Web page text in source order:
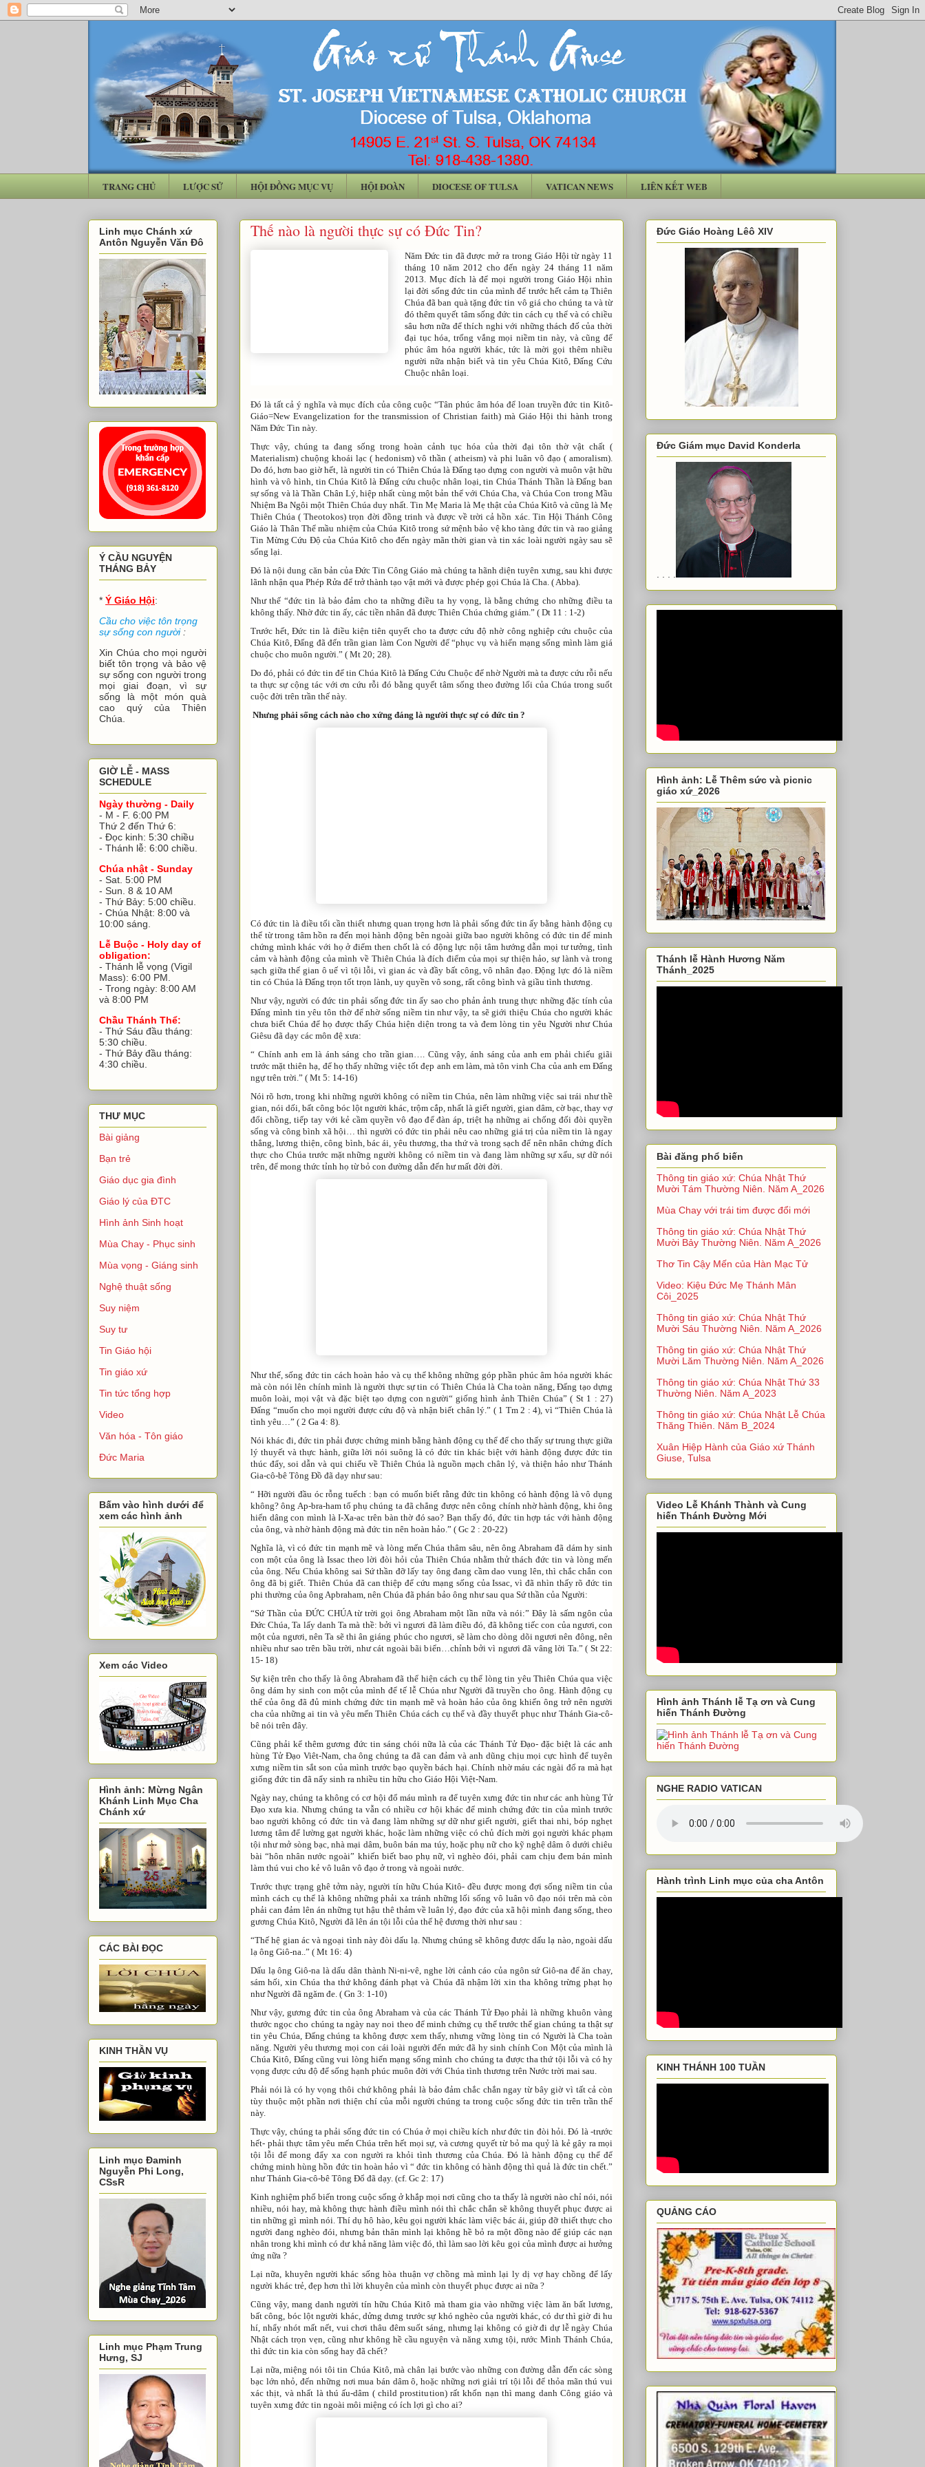
TRANG CHỦ LƯỢC SỬ HỘI ĐỒNG MỤC VỤ HỘI ĐOÀN DIOCESE OF TULSA VATICAN NEWS LIÊN KẾT WEB
Thế nào là người thực sự có Đức Tin?
Năm Đức tin đã được mở ra trong Giáo Hội từ ngày 11
tháng 10 năm 2012 cho đến ngày 24 tháng 11 năm
2013. Mục đích là để mọi người trong Giáo Hội nhìn
lại đời sống đức tin của mình để trước hết cảm tạ Thiên
Chúa đã ban quà tặng đức tin vô giá cho chúng ta và từ
đó thêm quyết tâm sống đức tin cách cụ thể và có chiều
sâu hơn nữa để thích nghi với những thách đố của thời
đại tục hóa, trống vắng mọi niềm tin này, và cũng để
phúc âm hóa người khác, tức là mời gọi thêm nhiều
người nữa nhận biết và tin yêu Chúa Kitô, Đấng Cứu
Chuộc nhân loại.
Đó là tất cả ý nghĩa và mục đích của công cuộc “Tân phúc âm hóa để loan truyền đức tin Kitô-
Giáo=New Evangelization for the transmission of Christian faith) mà Giáo Hội thi hành trong
Năm Đức Tin này.
Thực vậy, chúng ta đang sống trong hoàn cảnh tục hóa của thời đại tôn thờ vật chất (
Materialism) chuộng khoái lạc ( hedonism) vô thần ( atheism) và phi luân vô đạo ( amoralism).
Do đó, hơn bao giờ hết, là người tin có Thiên Chúa là Đấng tạo dựng con người và muôn vật hữu
hình và vô hình, tin Chúa Kitô là Đấng cứu chuộc nhân loại, tin Chúa Thánh Thần là Đấng ban
sự sống và là Thần Chân Lý, hiệp nhất cùng một bản thể với Chúa Cha, và Chúa Con trong Mầu
Nhiệm Ba Ngôi một Thiên Chúa duy nhất. Tin Mẹ Maria là Mẹ thật của Chúa Kitô và cũng là Mẹ
Thiên Chúa ( Theotokos) trọn đời đồng trinh và được về trời cả hồn xác. Tin Hội Thánh Công
Giáo là Thân Thể mầu nhiệm của Chúa Kitô trong sứ mệnh bảo vệ kho tàng đức tin và rao giảng
Tin Mừng Cứu Độ của Chúa Kitô cho đến ngày mãn thời gian và tin xác loài người ngày sau sẽ
sống lại.
Đó là nội dung căn bản của Đức Tin Công Giáo mà chúng ta hãnh diện tuyên xưng, sau khi được
lãnh nhận qua Phép Rửa để trở thành tạo vật mới và được phép gọi Chúa là Cha. ( Abba).
Như thế “đức tin là bảo đảm cho ta những điều ta hy vọng, là bằng chứng cho những điều ta
không thấy. Nhờ đức tin ấy, các tiền nhân đã được Thiên Chúa chứng giám.” ( Dt 11 : 1-2)
Trước hết, Đức tin là điều kiện tiên quyết cho ta được cứu độ nhờ công nghiệp cứu chuộc của
Chúa Kitô, Đấng đã đến trần gian làm Con Người để “phục vụ và hiến mạng sống mình làm giá
chuộc cho muôn người.” ( Mt 20; 28).
Do đó, phải có đức tin để tin Chúa Kitô là Đấng Cứu Chuộc để nhờ Người mà ta được cứu rỗi nếu
ta thực sự cộng tác với ơn cứu rỗi đó bằng quyết tâm sống theo đường lối của Chúa trong suốt
cuộc đời trên trần thế này.
Nhưng phải sống cách nào cho xứng đáng là người thực sự có đức tin ?
Có đức tin là điều tối cần thiết nhưng quan trọng hơn là phải sống đức tin ấy bằng hành động cụ
thể từ trong tâm hồn ra đến mọi hành động bên ngoài giữa bao người không có đức tin để minh
chứng mình khác với họ ở điểm then chốt là có động lực nội tâm hướng dẫn mọi tư tưởng, tình
cảm và hành động của mình về Thiên Chúa là đích điểm của mọi sự thiện hảo, sự lành và trong
sạch giữa thế gian ô uế vì tội lỗi, vì gian ác và đầy bất công, vô nhân đạo. Động lực đó là niềm
tin có Chúa là Đấng trọn tốt trọn lành, uy quyền vô song, rất công bình và giầu tình thương.
Như vậy, người có đức tin phải sống đức tin ấy sao cho phản ảnh trung thực những đặc tính của
Đấng mình tin yêu tôn thờ để nhờ sống niềm tin như vậy, ta sẽ giới thiệu Chúa cho người khác
chưa biết Chúa để họ được thấy Chúa hiện diện trong ta và đem lòng tin yêu Người như Chúa
Giêsu đã dạy các môn đệ xưa:
“ Chính anh em là ánh sáng cho trần gian…. Cũng vậy, ánh sáng của anh em phải chiếu giãi
trước mặt thiên hạ, để họ thấy những việc tốt đẹp anh em làm, mà tôn vinh Cha của anh em Đấng
ngự trên trời.” ( Mt 5: 14-16)
Nói rõ hơn, trong khi những người không có niềm tin Chúa, nên làm những việc sai trái như thề
gian, nói dối, bất công bóc lột người khác, trộm cắp, nhất là giết người, gian dâm, cờ bạc, thay vợ
đổi chồng, tiếp tay với kẻ cầm quyền vô đạo để đàn áp, triệt hạ những ai chống đối đòi quyền
sống và công bình xã hội… thì người có đức tin phải nêu cao những giá trị của niềm tin là ngay
thẳng, lương thiện, công bình, bác ái, yêu thương, tha thứ và trong sạch để nên nhân chứng đích
thực cho Chúa trước mặt những người không có niềm tin và đang làm những sự xấu, sự dữ nói
trên, để mong thức tỉnh họ từ bỏ con đường dẫn đến hư mất đời đời.
Như thế, sống đức tin cách hoàn hảo và cụ thể không những góp phần phúc âm hóa người khác
mà còn nói lên chính mình là người thực sự tin có Thiên Chúa là Cha toàn năng, Đấng tạo dựng
muôn loài, mọi vật và đặc biệt tạo dựng con người“ giống hình ảnh Thiên Chúa” ( St 1 : 27)
Đấng “muốn cho mọi người được cứu độ và nhận biết chân lý.” ( 1 Tm 2 : 4), vì “Thiên Chúa là
tình yêu…” ( 2 Ga 4: 8).
Nói khác đi, đức tin phải được chứng minh bằng hành động cụ thể để cho thấy sự trung thực giữa
lý thuyết và thực hành, giữa lời nói suông là có đức tin khác biệt với hành động được đức tin
thúc đẩy, soi dẫn và qui chiếu về Thiên Chúa là nguồn mạch chân lý, và thiện hảo như Thánh
Gia-cô-bê Tông Đồ đã dạy như sau:
“ Hỡi người đầu óc rỗng tuếch : bạn có muốn biết rằng đức tin không có hành động là vô dụng
không? ông Ap-bra-ham tổ phụ chúng ta đã chẳng được nên công chính nhờ hành động, khi ông
hiến dâng con mình là I-Xa-ac trên bàn thờ đó sao? Bạn thấy đó, đức tin hợp tác với hành động
của ông, và nhờ hành động mà đức tin nên hoàn hảo.” ( Gc 2 : 20-22)
Nghĩa là, vì có đức tin mạnh mẽ và lòng mến Chúa thâm sâu, nên ông Abraham đã dám hy sinh
con một của ông là Issac theo lời đòi hỏi của Thiên Chúa nhằm thử thách đức tin và lòng mến
của ông. Nếu Chúa không sai Sứ thần đỡ lấy tay ông đang cầm dao vung lên, thì chắc chắn con
ông đã bị giết. Thiên Chúa đã can thiệp để cứu mạng sống của Issac, vì đã nhìn thấy rõ đức tin
phi thường của ông Apbraham, nên Chúa đã phán bảo ông như sau qua Sứ thần của Người:
“Sứ Thần của ĐỨC CHÚA từ trời gọi ông Abraham một lần nữa và nói:” Đây là sấm ngôn của
Đức Chúa, Ta lấy danh Ta mà thề: bởi vì ngươi đã làm điều đó, đã không tiếc con của ngươi, con
một của ngươi, nên Ta sẽ thi ân giáng phúc cho ngươi, sẽ làm cho dòng dõi ngươi nên đông, nên
nhiều như sao trên bầu trời, như cát ngoài bãi biển…chỉnh bởi vì ngươi đã vâng lời Ta.” ( St 22:
15- 18)
Sự kiện trên cho thấy là ông Abraham đã thể hiện cách cụ thể lòng tin yêu Thiên Chúa qua việc
ông dám hy sinh con một của mình để tế lễ Chúa như Người đã truyền cho ông. Hành động cụ
thể của ông đã đủ minh chứng đức tin mạnh mẽ và hoàn hảo của ông khiến ông trở nên người
cha của những ai tin và yêu mến Thiên Chúa cách cụ thể và đầy thuyết phục như Thánh Gia-cô-
bê nói trên đây.
Cũng phải kể thêm gương đức tin sáng chói nữa là của các Thánh Tử Đạo- đặc biệt là các anh
hùng Tử Đạo Viêt-Nam, cha ông chúng ta đã can đảm và anh dũng chịu mọi cực hình để tuyên
xưng niềm tin sắt son của mình trước bạo quyền bách hại. Chính nhờ máu các ngài đổ ra mà hạt
giống đức tin đã nẩy sinh ra nhiều tin hữu cho Giáo Hội Việt-Nam.
Ngày nay, chúng ta không có cơ hội đổ máu mình ra để tuyên xưng đức tin như các anh hùng Tử
Đạo xưa kia. Nhưng chúng ta vẫn có nhiều cơ hội khác để minh chứng đức tin của mình trước
bao người không có đức tin và đang làm những sự dữ như giết người, giết thai nhi, bóp nghẹt
lương tâm để lường gạt người khác, hoặc làm những việc có chủ đích mời gọi người khác phạm
tội như mở sòng bạc, nhà mại dâm, buôn bán ma túy, hoặc phụ nữ cho kỹ nghệ dâm ô dưới chiêu
bài “hôn nhân nước ngoài” khiến biết bao phụ nữ, vì nghèo đói, phải cam chịu đem bán mình
làm thú vui cho kẻ vô luân vô đạo ở trong và ngoài nước.
Trước thực trạng ghê tởm này, người tín hữu Chúa Kitô- đều được mong đợi sống niềm tin của
mình cách cụ thể là không những phải xa tránh những lối sống vô luân vô đạo nói trên mà còn
phải can đảm lên án những tụt hậu thê thảm về luân lý, đạo đức của xã hội mình đang sống, theo
gương Chúa Kitô, Người đã lên án tội lỗi của thế hệ đương thời như sau :
“Thế hệ gian ác và ngoại tình này đòi dấu lạ. Nhưng chúng sẽ không được dấu lạ nào, ngoài dấu
lạ ông Giô-na..” ( Mt 16: 4)
Dấu lạ ông Giô-na là dấu dân thành Ni-ni-vê, nghe lời cảnh cáo của ngôn sứ Giô-na để ăn chay,
sám hối, xin Chúa tha thứ không đánh phạt và Chúa đã nhậm lời xin tha không trừng phạt họ
như Người đã ngăm đe. ( Gn 3: 1-10)
Như vậy, gương đức tin của ông Abraham và của các Thánh Tử Đạo phải là những khuôn vàng
thước ngọc cho chúng ta ngày nay noi theo để minh chứng cụ thể trước thế gian chúng ta thật sự
tin yêu Chúa, Đấng chúng ta không được xem thấy, nhưng vững lòng tin có Người là Cha toàn
năng. Người yêu thương mọi con cái loài người đến mức đã hy sinh chính Con Một của mình là
Chúa Kitô, Đấng cũng vui lòng hiến mạng sống mình cho chúng ta được tha thứ tội lỗi và có hy
vọng được cứu độ để sống hạnh phúc muôn đời với Chúa tình thương trên Nước trời mai sau.
Phải nói là có hy vọng thôi chứ không phải là bảo đảm chắc chắn ngay từ bây giờ vì tất cả còn
tùy thuộc một phần nơi thiện chí của mỗi người chúng ta trong cuộc sống đức tin trên trần thế
này.
Thực vậy, chúng ta phải sống đức tin có Chúa ở mọi chiều kích như đức tin đòi hỏi. Đó là -trước
hết- phải thực tâm yêu mến Chúa trên hết mọi sự, và cương quyết từ bỏ ma quỷ là kẻ gây ra mọi
tội lỗi để mong đẩy xa con người ra khỏi tình thương của Chúa. Đó là hành động cụ thể để
chứng minh hùng hồn đức tin hoàn hảo vì “ đức tin không có hành động thì quả là đức tin chết.”
như Thánh Gia-cô-bê Tông Đổ đã dạy. (cf. Gc 2: 17)
Kinh nghiệm phổ biến trong cuộc sống ở khắp mọi nơi cũng cho ta thấy là người nào chỉ nói, nói
nhiều, nói hay, mà không thực hành điều mình nói thì chắc chắn sẽ không thuyết phục được ai
tin những gì mình nói. Thí dụ hô hào, kêu gọi người khác làm việc bác ái, giúp đỡ thiết thực cho
người đang nghèo đói, nhưng bản thân mình lại không hề bỏ ra một đồng nào để giúp các nạn
nhân trong khi mình có dư khả năng làm việc đó, thì làm sao lời kêu gọi của mình được ai hưởng
ứng nữa ?
Lại nữa, khuyên người khác sống hòa thuận vợ chồng mà mình lại ly dị vợ hay chồng để lấy
người khác trẻ, đẹp hơn thì lời khuyên của mình còn thuyết phục được ai nữa ?
Cũng vậy, mang danh người tín hữu Chúa Kitô mà tham gia vào những việc làm ăn bất lương,
bất công, bóc lột người khác, dửng dưng trước sự khó nghèo của người khác, có dư thì giờ đi hu
hí, nhẩy nhót mất nết, vui chơi thâu đêm suốt sáng, nhưng lại không có giờ đi dự lễ ngày Chúa
Nhật cách trọn vẹn, cũng như không hề cầu nguyện và năng xưng tội, rước Mình Thánh Chúa,
thì đức tin kia còn sống hay đã chết?
Lại nữa, miệng nói tôi tin Chúa Kitô, mà chân lại bước vào những con đường dẫn đến các sòng
bạc lớn nhỏ, đến những nơi mua bán dâm ô, hoặc những nơi giải trí tội lỗi để thỏa mãn thú vui
xác thịt, và nhất là thú ấu-dâm ( child prostitution) rất khốn nạn thì mang danh Công giáo và
tuyên xưng đức tin ngoài môi miệng có ích lợi gì cho ai?
Linh mục Chánh xứ
Antôn Nguyễn Văn Đô
Ý CẦU NGUYỆN
THÁNG BẢY
* Ý Giáo Hội:
Cầu cho việc tôn trọng
sự sống con người:
Xin Chúa cho mọi người
biết tôn trọng và bảo vệ
sự sống con người trong
mọi giai đoạn, vì sự
sống là một món quà
cao quý của Thiên
Chúa.
GIỜ LỄ - MASS
SCHEDULE
Ngày thường - Daily
- M - F. 6:00 PM
Thứ 2 đến Thứ 6:
- Đọc kinh: 5:30 chiều
- Thánh lễ: 6:00 chiều.
Chúa nhật - Sunday
- Sat. 5:00 PM
- Sun. 8 & 10 AM
- Thứ Bảy: 5:00 chiều.
- Chúa Nhật: 8:00 và
10:00 sáng.
Lễ Buộc - Holy day of
obligation:
- Thánh lễ vọng (Vigil
Mass): 6:00 PM.
- Trong ngày: 8:00 AM
và 8:00 PM
Chầu Thánh Thể:
- Thứ Sáu đầu tháng:
5:30 chiều.
- Thứ Bảy đầu tháng:
4:30 chiều.
THƯ MỤC
Bài giảng
Bạn trẻ
Giáo dục gia đình
Giáo lý của ĐTC
Hình ảnh Sinh hoạt
Mùa Chay - Phục sinh
Mùa vọng - Giáng sinh
Nghệ thuật sống
Suy niệm
Suy tư
Tin Giáo hội
Tin giáo xứ
Tin tức tổng hợp
Video
Văn hóa - Tôn giáo
Đức Maria
Bấm vào hình dưới để
xem các hình ảnh
Xem các Video
Hình ảnh: Mừng Ngân
Khánh Linh Mục Cha
Chánh xứ
CÁC BÀI ĐỌC
KINH THẦN VỤ
Linh mục Đaminh
Nguyễn Phi Long,
CSsR
Linh mục Phạm Trung
Hưng, SJ
Đức Giáo Hoàng Lêô XIV
Đức Giám mục David Konderla
. . . .
Hình ảnh: Lễ Thêm sức và picnic
giáo xứ_2026
Thánh lễ Hành Hương Năm
Thánh_2025
Bài đăng phổ biến
Thông tin giáo xứ: Chúa Nhật Thứ
Mười Tám Thường Niên. Năm A_2026
Mùa Chay với trái tim được đổi mới
Thông tin giáo xứ: Chúa Nhật Thứ
Mười Bảy Thường Niên. Năm A_2026
Thơ Tin Cậy Mến của Hàn Mạc Tử
Video: Kiệu Đức Mẹ Thánh Mân
Côi_2025
Thông tin giáo xứ: Chúa Nhật Thứ
Mười Sáu Thường Niên. Năm A_2026
Thông tin giáo xứ: Chúa Nhật Thứ
Mười Lăm Thường Niên. Năm A_2026
Thông tin giáo xứ: Chúa Nhật Thứ 33
Thường Niên. Năm A_2023
Thông tin giáo xứ: Chúa Nhật Lễ Chúa
Thăng Thiên. Năm B_2024
Xuân Hiệp Hành của Giáo xứ Thánh
Giuse, Tulsa
Video Lễ Khánh Thành và Cung
hiến Thánh Đường Mới
Hình ảnh Thánh lễ Tạ ơn và Cung
hiến Thánh Đường
NGHE RADIO VATICAN
Hành trình Linh mục của cha Antôn
KINH THÁNH 100 TUẦN
QUẢNG CÁO